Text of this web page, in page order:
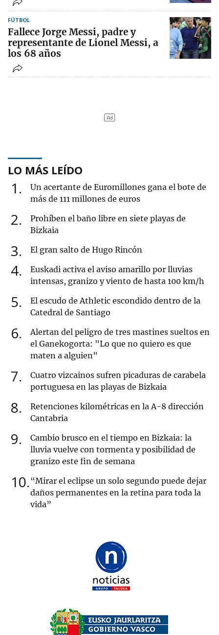
FÚTBOL
Fallece Jorge Messi, padre y
representante de Lionel Messi, a
los 68 años
LO MÁS LEÍDO
1
Un acertante de Euromillones gana el bote de
más de 111 millones de euros
2
Prohíben el baño libre en siete playas de
Bizkaia
3 El gran salto de Hugo Rincón
4
Euskadi activa el aviso amarillo por lluvias
intensas, granizo y viento de hasta 100 km/h
5
El escudo de Athletic escondido dentro de la
Catedral de Santiago
6
Alertan del peligro de tres mastines sueltos en
el Ganekogorta: "Lo que no quiero es que
maten a alguien"
7
Cuatro vizcainos sufren picaduras de carabela
portuguesa en las playas de Bizkaia
8
Retenciones kilométricas en la A-8 dirección
Cantabria
9
Cambio brusco en el tiempo en Bizkaia: la
lluvia vuelve con tormenta y posibilidad de
granizo este fin de semana
10 “Mirar el eclipse un solo segundo puede dejar
daños permanentes en la retina para toda la
vida”